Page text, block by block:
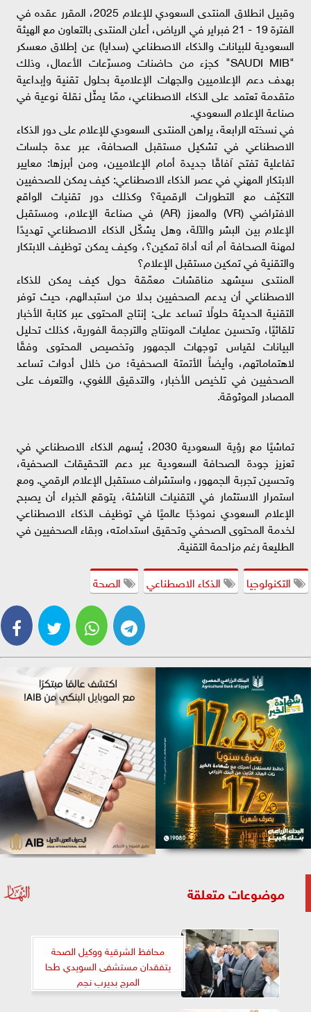
وقبيل انطلاق المنتدى السعودي للإعلام 2025، المقرر عقده في
الفترة 19 - 21 فبراير في الرياض، أعلن المنتدى بالتعاون مع الهيئة
السعودية للبيانات والذكاء الاصطناعي (سدايا) عن إطلاق معسكر
"SAUDI MIB" كجزء من حاضنات ومسرّعات الأعمال، وذلك
بهدف دعم الإعلاميين والجهات الإعلامية بحلول تقنية وإبداعية
متقدمة تعتمد على الذكاء الاصطناعي، ممّا يمثّل نقلة نوعية في
صناعة الإعلام السعودي.
في نسخته الرابعة، يراهن المنتدى السعودي للإعلام على دور الذكاء
الاصطناعي في تشكيل مستقبل الصحافة، عبر عدة جلسات
تفاعلية تفتح آفاقًا جديدة أمام الإعلاميين، ومن أبرزها: معايير
الابتكار المهني في عصر الذكاء الاصطناعي: كيف يمكن للصحفيين
التكيّف مع التطورات الرقمية؟ وكذلك دور تقنيات الواقع
الافتراضي (VR) والمعزز (AR) في صناعة الإعلام، ومستقبل
الإعلام بين البشر والآلة، وهل يشكّل الذكاء الاصطناعي تهديدًا
لمهنة الصحافة أم أنه أداة تمكين؟، وكيف يمكن توظيف الابتكار
والتقنية في تمكين مستقبل الإعلام؟
المنتدى سيشهد مناقشات معمّقة حول كيف يمكن للذكاء
الاصطناعي أن يدعم الصحفيين بدلا من استبدالهم، حيث توفر
التقنية الحديثة حلولًا تساعد على: إنتاج المحتوى عبر كتابة الأخبار
تلقائيًا، وتحسين عمليات المونتاج والترجمة الفورية، كذلك تحليل
البيانات لقياس توجهات الجمهور وتخصيص المحتوى وفقًا
لاهتماماتهم، وأيضاً الأتمتة الصحفية؛ من خلال أدوات تساعد
الصحفيين في تلخيص الأخبار، والتدقيق اللغوي، والتعرف على
المصادر الموثوقة.
تماشيًا مع رؤية السعودية 2030، يُسهم الذكاء الاصطناعي في
تعزيز جودة الصحافة السعودية عبر دعم التحقيقات الصحفية،
وتحسين تجربة الجمهور، واستشراف مستقبل الإعلام الرقمي. ومع
استمرار الاستثمار في التقنيات الناشئة، يتوقع الخبراء أن يصبح
الإعلام السعودي نموذجًا عالميًا في توظيف الذكاء الاصطناعي
لخدمة المحتوى الصحفي وتحقيق استدامته، وبقاء الصحفيين في
الطليعة رغم مزاحمة التقنية.
التكنولوجيا
الذكاء الاصطناعي الصحة
موضوعات متعلقة
محافظ الشرقية ووكيل الصحة
يتفقدان مستشفى السويدي طحا
المرج بديرب نجم